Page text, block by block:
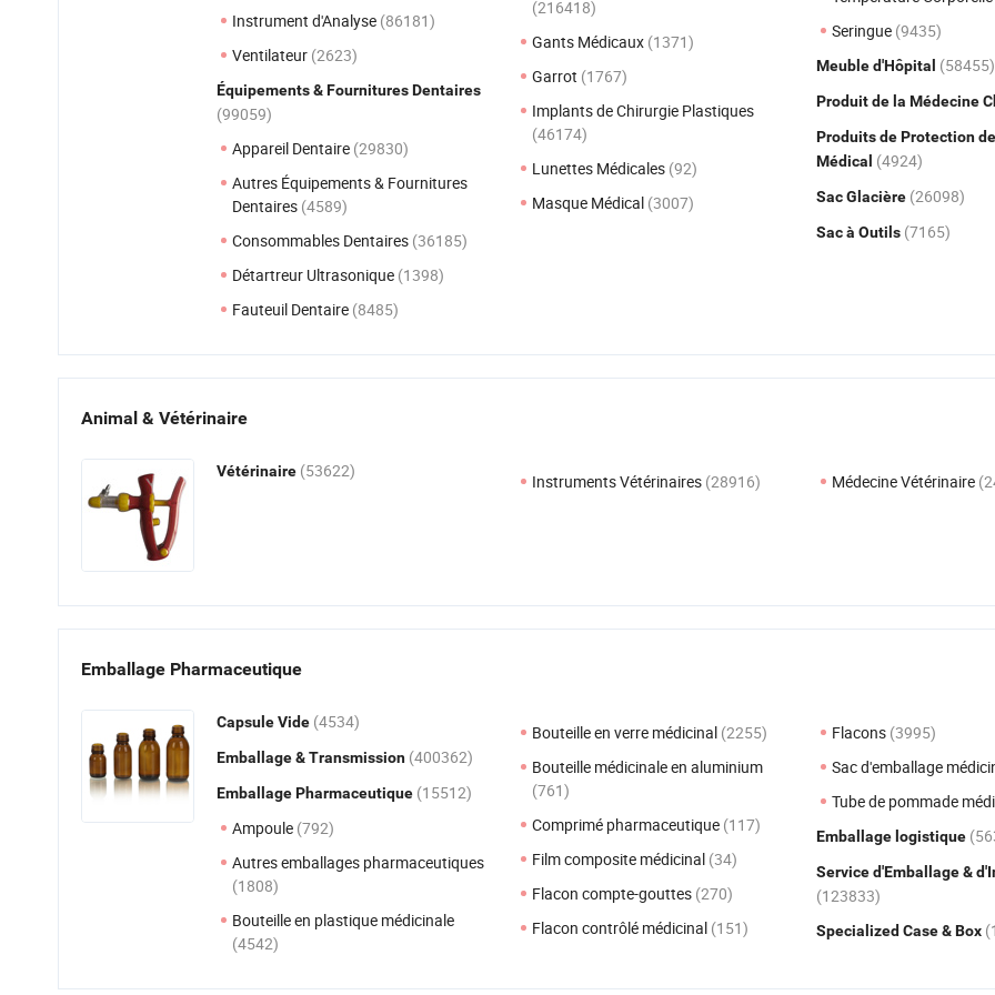
Instrument d'Analyse (86181)
Ventilateur (2623)
Équipements & Fournitures Dentaires
(99059)
Appareil Dentaire (29830)
Autres Équipements & Fournitures
Dentaires (4589)
Consommables Dentaires (36185)
Détartreur Ultrasonique (1398)
Fauteuil Dentaire (8485)
(216418)
Gants Médicaux (1371)
Garrot (1767)
Implants de Chirurgie Plastiques
(46174)
Lunettes Médicales (92)
Masque Médical (3007)
Seringue (9435)
Meuble d'Hôpital (58455)
Produit de la Médecine
Produits de Protection
Médical (4924)
Sac Glacière (26098)
Sac à Outils (7165)
Animal & Vétérinaire
Vétérinaire (53622)
Instruments Vétérinaires (28916) Médecine Vétérinaire
Emballage Pharmaceutique
Capsule Vide (4534)
Emballage & Transmission (400362)
Emballage Pharmaceutique (15512)
Ampoule (792)
Autres emballages pharmaceutiques
(1808)
Bouteille en plastique médicinale
(4542)
Bouteille en verre médicinal (2255)
Bouteille médicinale en aluminium
(761)
Comprimé pharmaceutique (117)
Film composite médicinal (34)
Flacon compte-gouttes (270)
Flacon contrôlé médicinal (151)
Flacons (3995)
Sac d'emballage
Tube de pommade
Emballage logistique
Service d'Emballage &
(123833)
Specialized Case & Box